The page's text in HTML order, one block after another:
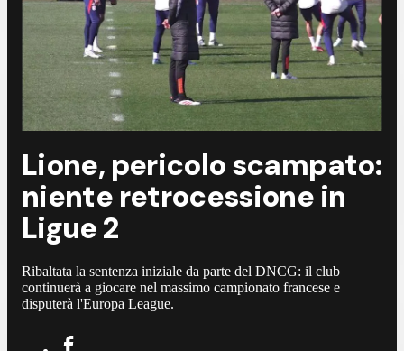
Lione, pericolo scampato:
niente retrocessione in
Ligue 2
Ribaltata la sentenza iniziale da parte del DNCG: il club
continuerà a giocare nel massimo campionato francese e
disputerà l'Europa League.